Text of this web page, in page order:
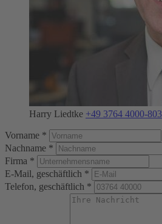
Harry Liedtke +49 3764 4000-803
Vorname *
Nachname *
Firma *
E-Mail, geschäftlich *
Telefon, geschäftlich *